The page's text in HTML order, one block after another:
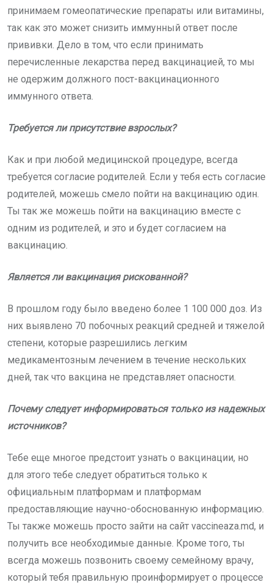
принимаем гомеопатические препараты или витамины,
так как это может снизить иммунный ответ после
прививки. Дело в том, что если принимать
перечисленные лекарства перед вакцинацией, то мы
не одержим должного пост-вакцинационного
иммунного ответа.
Требуется ли присутствие взрослых?
Как и при любой медицинской процедуре, всегда
требуется согласие родителей. Если у тебя есть согласие
родителей, можешь смело пойти на вакцинацию один.
Ты так же можешь пойти на вакцинацию вместе с
одним из родителей, и это и будет согласием на
вакцинацию.
Является ли вакцинация рискованной?
В прошлом году было введено более 1 100 000 доз. Из
них выявлено 70 побочных реакций средней и тяжелой
степени, которые разрешились легким
медикаментозным лечением в течение нескольких
дней, так что вакцина не представляет опасности.
Почему следует информироваться только из надежных
источников?
Тебе еще многое предстоит узнать о вакцинации, но
для этого тебе следует обратиться только к
официальным платформам и платформам
предоставляющие научно-обоснованную информацию.
Ты также можешь просто зайти на сайт vaccineaza.md, и
получить все необходимые данные. Кроме того, ты
всегда можешь позвонить своему семейному врачу,
который тебя правильную проинформирует о процессе